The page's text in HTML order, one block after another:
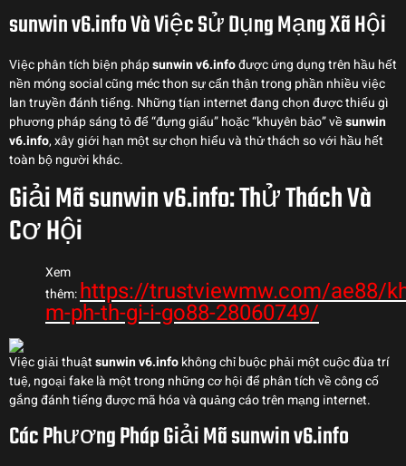
sunwin v6.info Và Việc Sử Dụng Mạng Xã Hội
Việc phân tích biện phápsunwin v6.infođược ứng dụng trên hầu hết
nền móng social cũng méc thon sự cẩn thận trong phần nhiều việc
lan truyền đánh tiếng. Những tíạn internet đang chọn được thiếu gì
phương pháp sáng tỏ để “đựng giấu” hoặc “khuyên bảo” vềsunwin
v6.info, xây giới hạn một sự chọn hiểu và thử thách so với hầu hết
toàn bộ người khác.
Giải Mã sunwin v6.info: Thử Thách Và
Cơ Hội
Xem
thêm:https://trustviewmw.com/ae88/
m-ph-th-gi-i-go88-28060749/
Việc giải thuậtsunwin v6.infokhông chỉ buộc phải một cuộc đùa trí
tuệ, ngoại fake là một trong những cơ hội để phân tích về công cố
gắng đánh tiếng được mã hóa và quảng cáo trên mạng internet.
Các Phương Pháp Giải Mã sunwin v6.info